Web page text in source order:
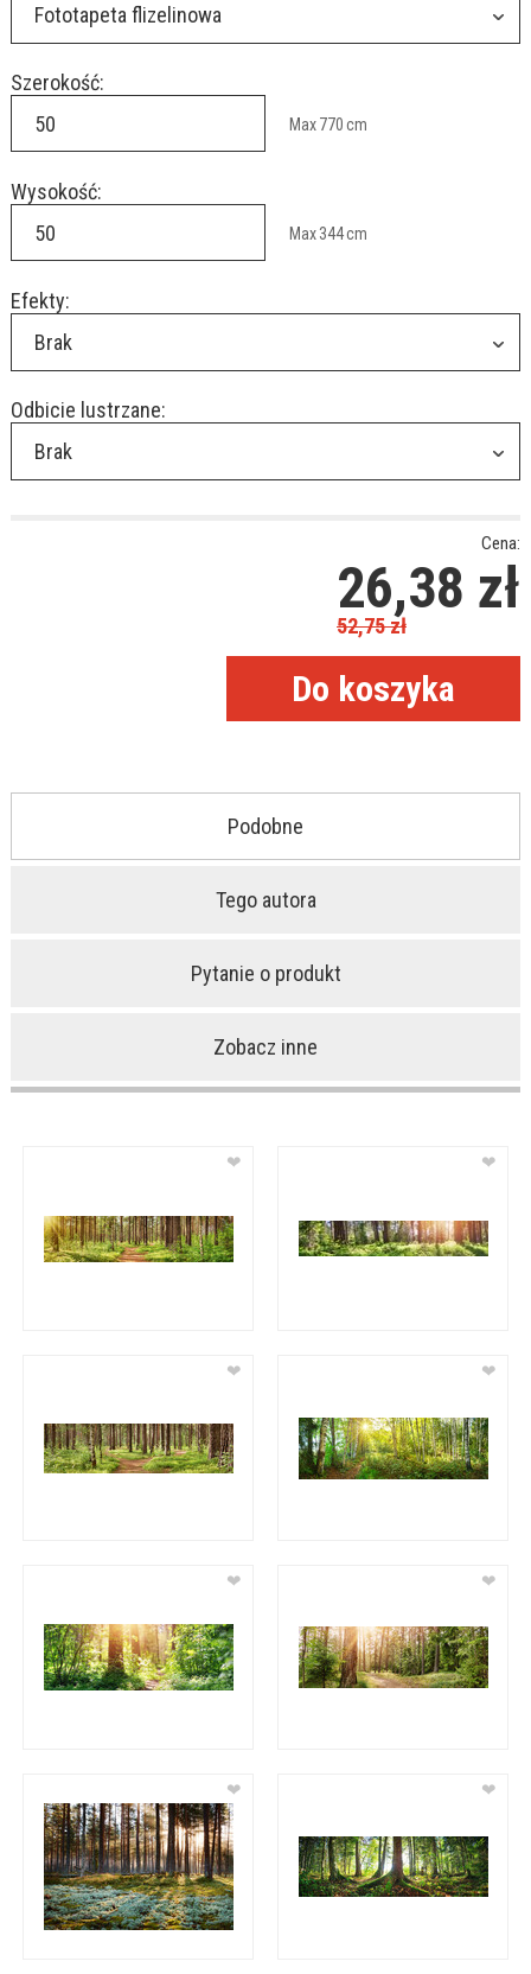
Fototapeta flizelinowa
Szerokość:
Max770cm
Wysokość:
Max344cm
Efekty:
Brak
Odbicie lustrzane:
Brak
Cena:
26,38 zł
52,75zł
Podobne
Tego autora
Pytanie o produkt
Zobacz inne
❤ ❤
❤ ❤
❤ ❤
❤ ❤